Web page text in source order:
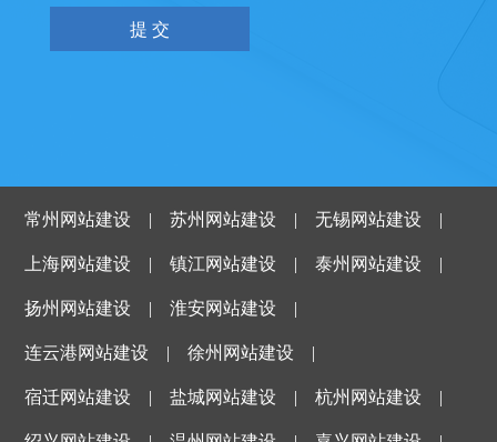
常州网站建设 |苏州网站建设 |无锡网站建设 |
上海网站建设 |镇江网站建设 |泰州网站建设 |
扬州网站建设 |淮安网站建设 |
连云港网站建设 |徐州网站建设 |
宿迁网站建设 |盐城网站建设 |杭州网站建设 |